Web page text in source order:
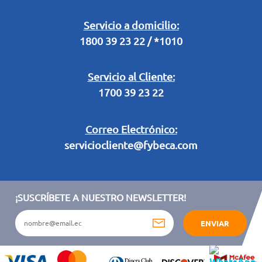
Servicio a domicilio:
1800 39 23 22 / *1010
Servicio al Cliente:
1700 39 23 22
Correo Electrónico:
serviciocliente@fybeca.com
Legal Campaña Produbanco
Términos y condiciones sorteo partido de fútbol "Tu ídolo"
¡SUSCRÍBETE A NUESTRO NEWSLETTER!
ENVIAR